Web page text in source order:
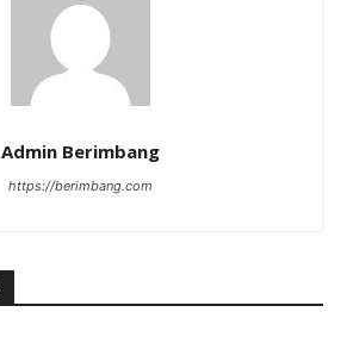
Admin Berimbang
https://berimbang.com